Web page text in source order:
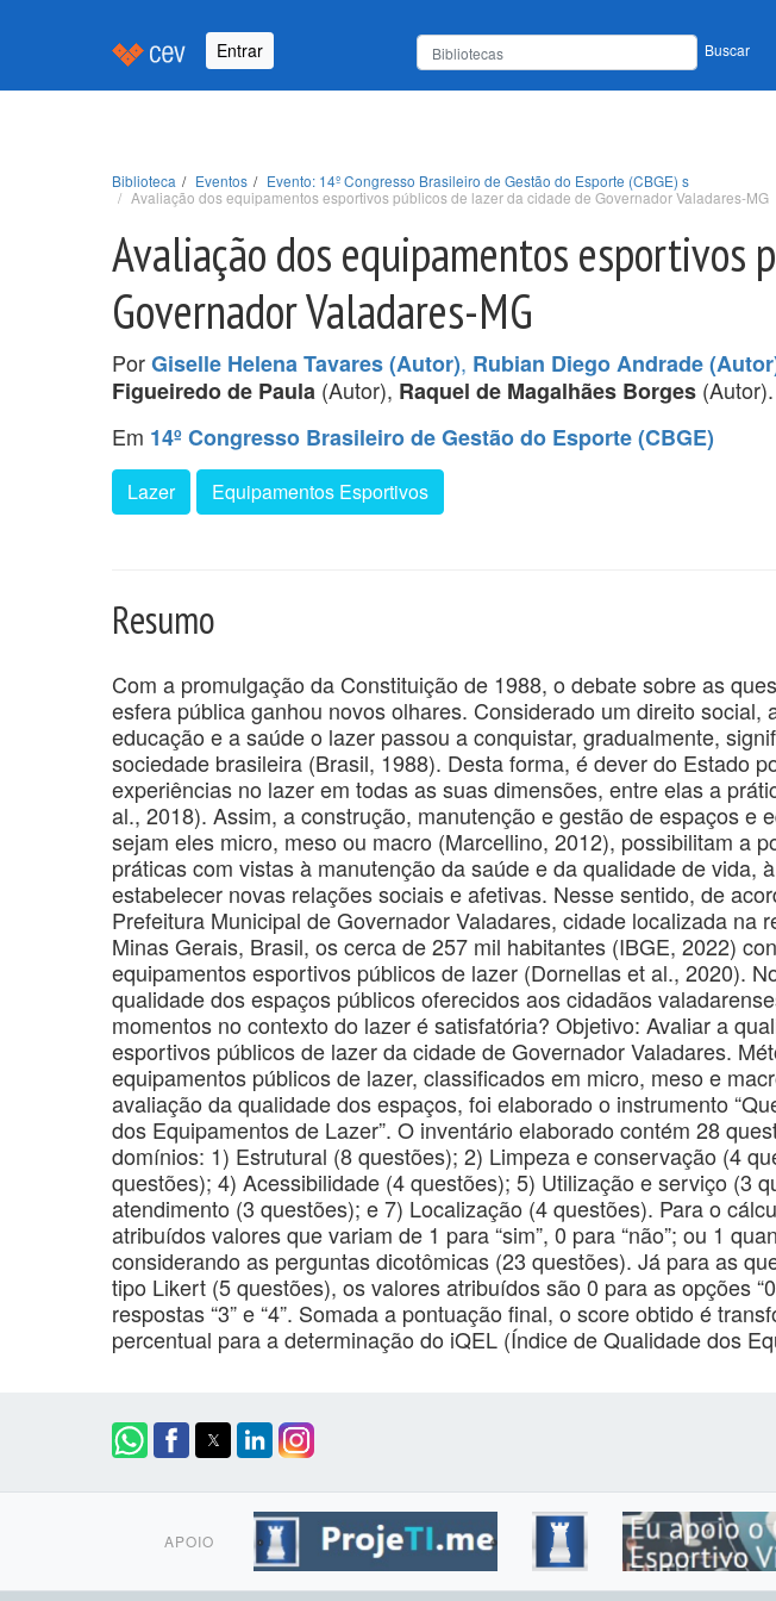
Entrar Buscar
Biblioteca Eventos
Evento: 14º Congresso Brasileiro de Gestão do Esporte (CBGE) s
Avaliação dos equipamentos esportivos públicos de lazer da cidade de Governador Valadares-MG
Avaliação dos equipamentos esportivos
Governador Valadares-MG
PorGiselle Helena Tavares (Autor), Rubian Diego Andrade
Figueiredo de Paula (Autor), Raquel de Magalhães Borges (Autor).
Em 14º Congresso Brasileiro de Gestão do Esporte (CBGE)
Lazer Equipamentos Esportivos
Resumo
Com a promulgação da Constituição de 1988, o debate sobre as
esfera pública ganhou novos olhares. Considerado um direito social,
educação e a saúde o lazer passou a conquistar, gradualmente,
sociedade brasileira (Brasil, 1988). Desta forma, é dever do Estado
experiências no lazer em todas as suas dimensões, entre elas a
al., 2018). Assim, a construção, manutenção e gestão de espaços e
sejam eles micro, meso ou macro (Marcellino, 2012), possibilitam a
práticas com vistas à manutenção da saúde e da qualidade de vida,
estabelecer novas relações sociais e afetivas. Nesse sentido, de
Prefeitura Municipal de Governador Valadares, cidade localizada na
Minas Gerais, Brasil, os cerca de 257 mil habitantes (IBGE, 2022)
equipamentos esportivos públicos de lazer (Dornellas et al., 2020).
qualidade dos espaços públicos oferecidos aos cidadãos
momentos no contexto do lazer é satisfatória? Objetivo: Avaliar a
esportivos públicos de lazer da cidade de Governador Valadares.
equipamentos públicos de lazer, classificados em micro, meso e
avaliação da qualidade dos espaços, foi elaborado o instrumento
dos Equipamentos de Lazer”. O inventário elaborado contém 28
domínios: 1) Estrutural (8 questões); 2) Limpeza e conservação (4
questões); 4) Acessibilidade (4 questões); 5) Utilização e serviço (3
atendimento (3 questões); e 7) Localização (4 questões). Para o
atribuídos valores que variam de 1 para “sim”, 0 para “não”; ou 1
considerando as perguntas dicotômicas (23 questões). Já para as
tipo Likert (5 questões), os valores atribuídos são 0 para as opções
respostas “3” e “4”. Somada a pontuação final, o score obtido é
percentual para a determinação do iQEL (Índice de Qualidade dos
APOIO